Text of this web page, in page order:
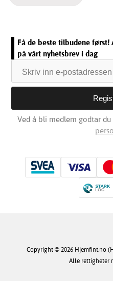
Få de beste tilbudene først!
på vårt nyhetsbrev i dag
Ved å bli medlem godtar
Copyright © 2026 Hjemfint.no
Alle rettigheter